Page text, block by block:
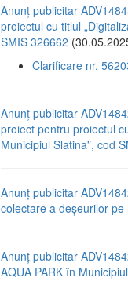
Anunț publicitar
proiectul cu titlul
SMIS 326662
Clarificare nr.
Anunț publicitar
proiect pentru proiectul
Municipiul Slatina”, cod
Anunț publicitar
colectare a deșeurilor
Anunț publicitar
AQUA PARK în